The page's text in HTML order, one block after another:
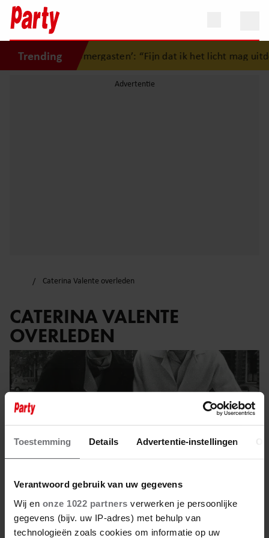
Toestemming Details Advertentie-instellingen
Verantwoord gebruik van uw gegevens
Wij en onze 1022 partners verwerken je persoonlijke
gegevens (bijv. uw IP-adres) met behulp van
technologieën zoals cookies om informatie op uw
Trendingvan ‘Zomergasten’: “Fijn dat ik het licht mag
Caterina Valente overleden
CATERINA VALENTE
OVERLEDEN